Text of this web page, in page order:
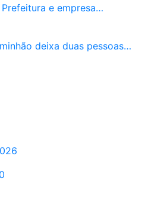
e empresa…
deixa duas pessoas…
0